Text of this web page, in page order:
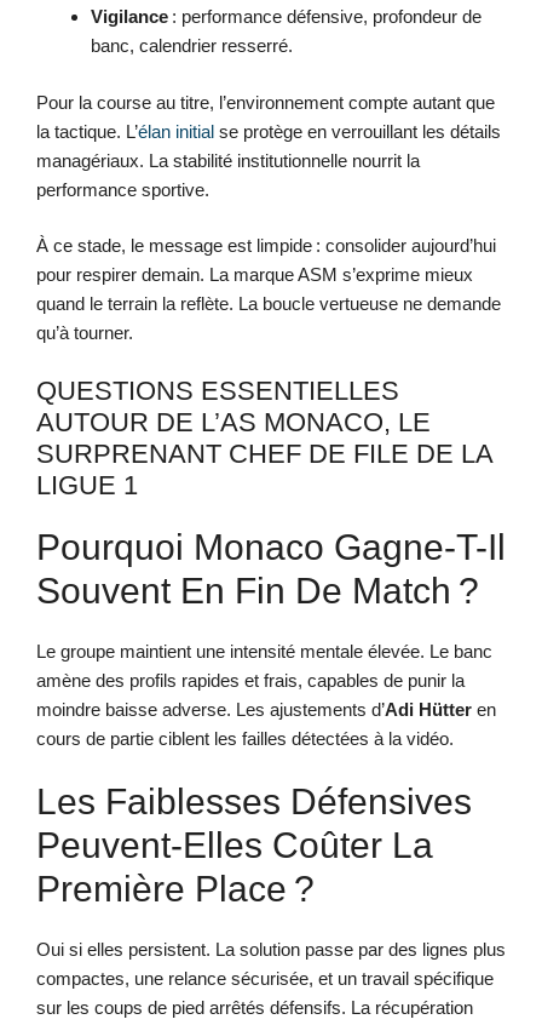
Vigilance : performance défensive, profondeur de
banc, calendrier resserré.
Pour la course au titre, l’environnement compte autant que
la tactique. L’élan initial se protège en verrouillant les détails
managériaux. La stabilité institutionnelle nourrit la
performance sportive.
À ce stade, le message est limpide : consolider aujourd’hui
pour respirer demain. La marque ASM s’exprime mieux
quand le terrain la reflète. La boucle vertueuse ne demande
qu’à tourner.
QUESTIONS ESSENTIELLES
AUTOUR DE L’AS MONACO, LE
SURPRENANT CHEF DE FILE DE LA
LIGUE 1
Pourquoi Monaco Gagne-T-Il
Souvent En Fin De Match ?
Le groupe maintient une intensité mentale élevée. Le banc
amène des profils rapides et frais, capables de punir la
moindre baisse adverse. Les ajustements d’Adi Hütter en
cours de partie ciblent les failles détectées à la vidéo.
Les Faiblesses Défensives
Peuvent-Elles Coûter La
Première Place ?
Oui si elles persistent. La solution passe par des lignes plus
compactes, une relance sécurisée, et un travail spécifique
sur les coups de pied arrêtés défensifs. La récupération